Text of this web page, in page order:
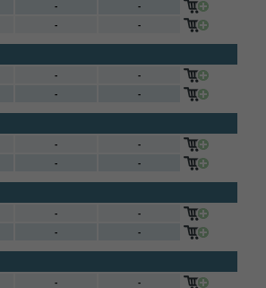
-
-
- -
-
-
- -
-
-
- -
-
-
- -
-
-